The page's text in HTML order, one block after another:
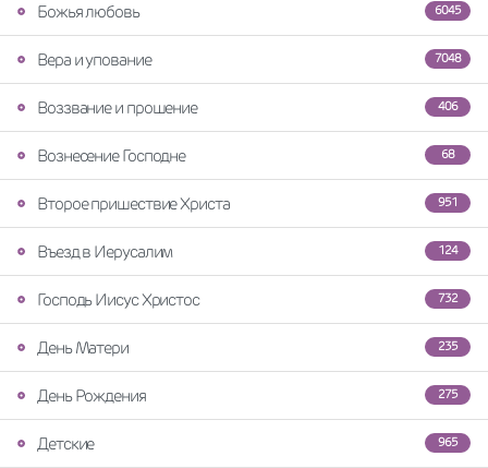
6045
Божья любовь
7048
Вера и упование
406
Воззвание и прошение
68
Вознесение Господне
951
Второе пришествие Христа
124
Въезд в Иерусалим
732
Господь Иисус Христос
235
День Матери
275
День Рождения
965
Детские